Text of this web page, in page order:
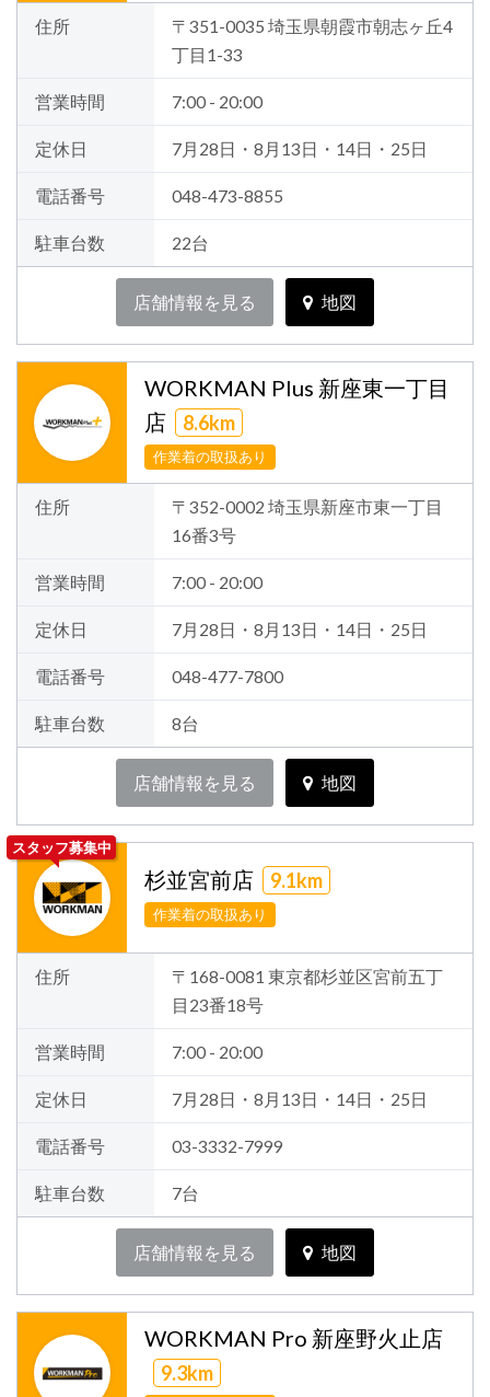
住所
〒351-0035 埼玉県朝霞市朝志ヶ丘4
丁目1-33
営業時間 7:00 - 20:00
定休日 7月28日・8月13日・14日・25日
電話番号 048-473-8855
駐車台数 22台
店舗情報を見る 地図
WORKMAN Plus 新座東一丁目
店
8.6km
作業着の取扱あり
住所
〒352-0002 埼玉県新座市東一丁目
16番3号
営業時間 7:00 - 20:00
定休日 7月28日・8月13日・14日・25日
電話番号 048-477-7800
駐車台数 8台
店舗情報を見る 地図
スタッフ募集中
杉並宮前店 9.1km
作業着の取扱あり
住所
〒168-0081 東京都杉並区宮前五丁
目23番18号
営業時間 7:00 - 20:00
定休日 7月28日・8月13日・14日・25日
電話番号 03-3332-7999
駐車台数 7台
店舗情報を見る 地図
WORKMAN Pro 新座野火止店
9.3km